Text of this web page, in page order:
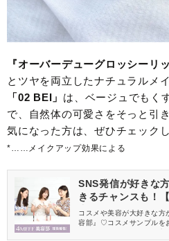
『オーバーデューグロッシーリ
とツヤを両立したナチュラルメ
「02 BEI」 は、ベージュでもく
で、自然体の可愛さをそっと引
気になった方は、ぜひチェック
*……メイクアップ効果による
SNS発信が好きな
きるチャンスも！
中
コスメや美容が大好きな
容部』♡コスメサンプルを